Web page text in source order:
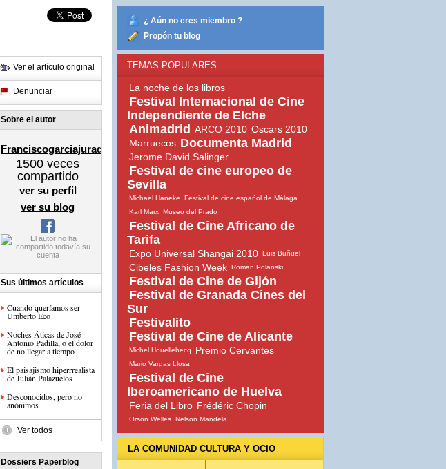
Ver el artículo original
Denunciar
Sobre el autor
Franciscogarciajurado
1500 veces
compartido
ver su perfil
ver su blog
Sus últimos artículos
Cuando queríamos ser
Umberto Eco
Noches Áticas de José
Antonio Padilla, o el dolor
de no llegar a tiempo
El paisajismo hiperrrealista
de Julián Palazuelos
Desconocidos, pero no
anónimos
Ver todos
Dossiers Paperblog
¿ Aún no eres miembro ?
Propón tu blog
TEMAS POPULARES
La noche de los libros
Festival Internacional de Cine
Independiente de Elche
Animadrid ARCO 2010 Oscars 2010
Marruecos Documenta Madrid
Jerome David Salinger
Festival de cine europeo de
Sevilla
Michael Haneke
Festival de cine español de Málaga
Karl Marx Museo del Prado
Festival de Cine Africano de
Tarifa
Expo Universal Shangai 2010 Luis Buñuel
Cibeles Fashion Week Roman Polanski
Festival de Cine de Gijón
Festival de Granada Cines del
Sur
Festivalito
Festival de Cine de Alicante
Michel Houellebecq Premio Cervantes
Mario Vargas Llosa
Festival de Cine
Iberoamericano de Huelva
Feria del Libro Frédéric Chopin
Orson Welles Nelson Mandela
LA COMUNIDAD CULTURA Y OCIO